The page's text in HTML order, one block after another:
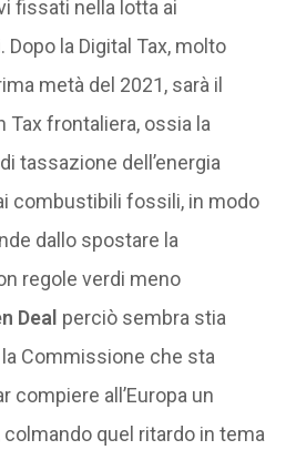
fissati nella lotta ai
la Digital Tax, molto
metà del 2021, sarà il
Tax frontaliera, ossia la
tassazione dell’energia
combustibili fossili, in modo
dallo spostare la
regole verdi meno
Deal perciò sembra stia
Commissione che sta
compiere all’Europa un
quel ritardo in tema